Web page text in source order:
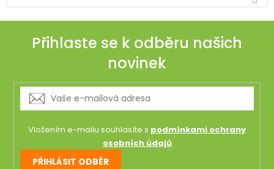
Přihlaste se k odběru našich
novinek
Vložením e-mailu souhlasíte s podmínkami ochrany
osobních údajů
PŘIHLÁSIT ODBĚR